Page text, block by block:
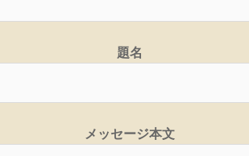
題名
メッセージ本文